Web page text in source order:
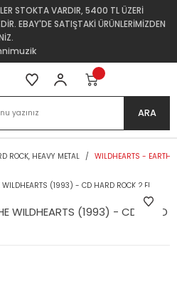
STOKTA VARDIR, 5400 TL ÜZERİ
EBAY'DE SATIŞTAKİ ÜRÜNLERİMİZDEN
ARA
ROCK, HEAVY METAL WILDHEARTS - EARTH
WILDHEARTS (1993) - CD HARD